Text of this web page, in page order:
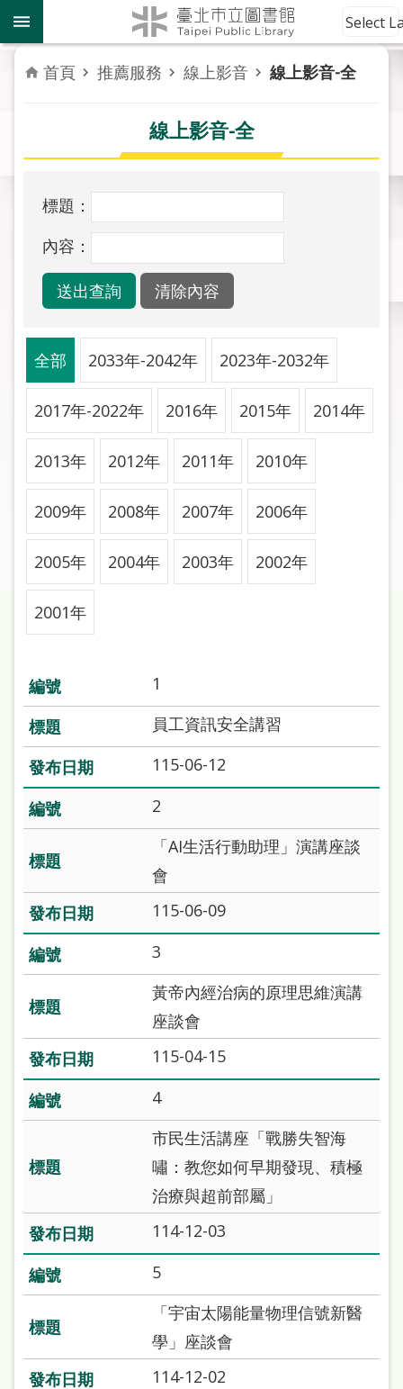
跳到主要內容區塊
到
館
資
訊
者
活
報
導
關
於
市
圖
線
上
請
常
見
問
答
加
入
市
圖
網
站
覽
閱
讀
網
兒
版
常
見
雙
語
詞
台
北
Select
首頁 推薦服務 線上影音 線上影音-全
線上影音-全
標題：
內容：
全部 2033年-2042年 2023年-2032年
2017年-2022年 2016年 2015年 2014年
2013年 2012年 2011年 2010年
2009年 2008年 2007年 2006年
2005年 2004年 2003年 2002年
2001年
1
員工資訊安全講習
115-06-12
2
「AI生活行動助理」演講座談
會
115-06-09
3
黃帝內經治病的原理思維演講
座談會
115-04-15
4
市民生活講座「戰勝失智海
嘯：教您如何早期發現、積極
治療與超前部屬」
114-12-03
5
「宇宙太陽能量物理信號新醫
學」座談會
114-12-02